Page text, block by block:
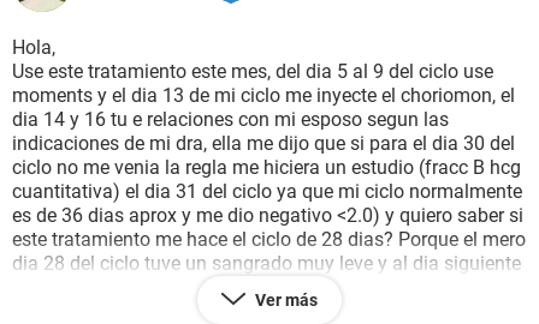
BIENESTAR
SEXUALIDAD
GLOSARIO
Hola,
Use este tratamiento este mes, del dia 5 al 9 del ciclo use
moments y el dia 13 de mi ciclo me inyecte el choriomon, el
dia 14 y 16 tu e relaciones con mi esposo segun las
indicaciones de mi dra, ella me dijo que si para el dia 30 del
ciclo no me venia la regla me hiciera un estudio (fracc B hcg
cuantitativa) el dia 31 del ciclo ya que mi ciclo normalmente
es de 36 dias aprox y me dio negativo <2.0) y quiero saber si
este tratamiento me hace el ciclo de 28 dias? Porque el mero
dia 28 del ciclo tuve un sangrado muy leve y al dia siguiente
solo un desecho cafesito, y ya estoy en el dia 33 y no me ah
bajado, siento colicos leves pero no como normalmente me
Ver más